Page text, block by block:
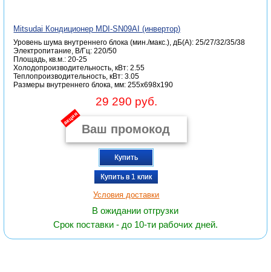
Mitsudai Кондиционер MDI-SN09AI (инвертор)
Уровень шума внутреннего блока (мин./макс.), дБ(А): 25/27/32/35/38
Электропитание, В/Гц: 220/50
Площадь, кв.м.: 20-25
Холодопроизводительность, кВт: 2.55
Теплопроизводительность, кВт: 3.05
Размеры внутреннего блока, мм: 255х698х190
29 290 руб.
акция
Купить
Купить в 1 клик
Условия доставки
В ожидании отгрузки
Срок поставки - до 10-ти рабочих дней.